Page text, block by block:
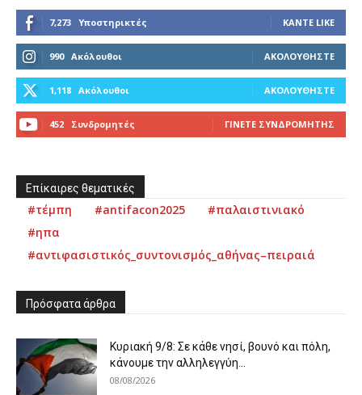
7,273 Υποστηρικτές ΚΆΝΤΕ LIKE
990 Ακόλουθοι ΑΚΟΛΟΥΘΉΣΤΕ
1,118 Ακόλουθοι ΑΚΟΛΟΥΘΉΣΤΕ
452 Συνδρομητές ΓΊΝΕΤΕ ΣΥΝΔΡΟΜΗΤΉΣ
Επίκαιρες θεματικές
#τέμπη #antifacon2025
#παλαιστινιακό
#ηπα
#αντιφασιστικός_συντονισμός_αθήνας–πειραιά
Πρόσφατα άρθρα
Κυριακή 9/8: Σε κάθε νησί, βουνό και πόλη,
κάνουμε την αλληλεγγύη...
08/08/2026